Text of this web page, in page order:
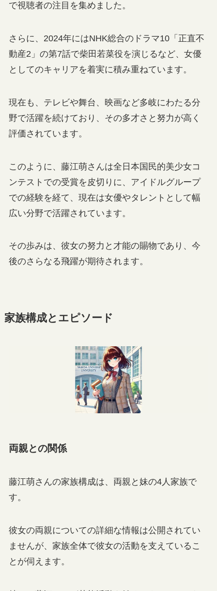
で視聴者の注目を集めました。
さらに、2024年にはNHK総合のドラマ10「正直不
動産2」の第7話で柴田若菜役を演じるなど、女優
としてのキャリアを着実に積み重ねています。
現在も、テレビや舞台、映画など多岐にわたる分
野で活躍を続けており、その多才さと努力が高く
評価されています。
このように、藤江萌さんは全日本国民的美少女コ
ンテストでの受賞を皮切りに、アイドルグループ
での経験を経て、現在は女優やタレントとして幅
広い分野で活躍されています。
その歩みは、彼女の努力と才能の賜物であり、今
後のさらなる飛躍が期待されます。
家族構成とエピソード
両親との関係
藤江萌さんの家族構成は、両親と妹の4人家族で
す。
彼女の両親についての詳細な情報は公開されてい
ませんが、家族全体で彼女の活動を支えているこ
とが伺えます。